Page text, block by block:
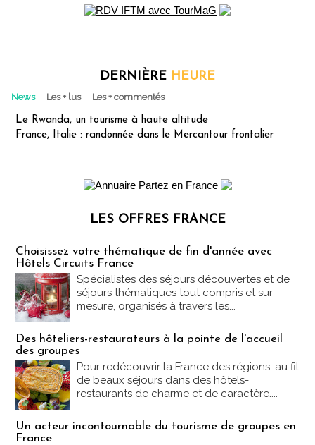
DERNIÈRE HEURE
News Les + lus Les + commentés
Le Rwanda, un tourisme à haute altitude
France, Italie : randonnée dans le Mercantour frontalier
LES OFFRES FRANCE
Choisissez votre thématique de fin d'année avec
Hôtels Circuits France
Spécialistes des séjours découvertes et de
séjours thématiques tout compris et sur-
mesure, organisés à travers les...
Des hôteliers-restaurateurs à la pointe de l'accueil
des groupes
Pour redécouvrir la France des régions, au fil
de beaux séjours dans des hôtels-
restaurants de charme et de caractère....
Un acteur incontournable du tourisme de groupes en
France